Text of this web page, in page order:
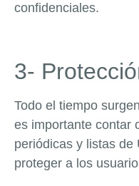
confidenciales.
3-
Todo el tiempo
es importante contar
periódicas y listas de
proteger a los